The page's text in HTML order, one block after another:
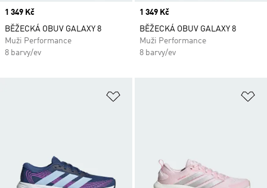
Price
1 349 Kč
BĚŽECKÁ OBUV GALAXY 8
Muži Performance
8 barvy/ev
Price
1 349 Kč
BĚŽECKÁ OBUV GALAXY 8
Muži Performance
8 barvy/ev